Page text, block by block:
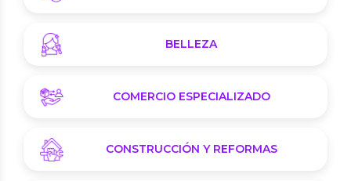
BELLEZA
COMERCIO ESPECIALIZADO
CONSTRUCCIÓN Y REFORMAS